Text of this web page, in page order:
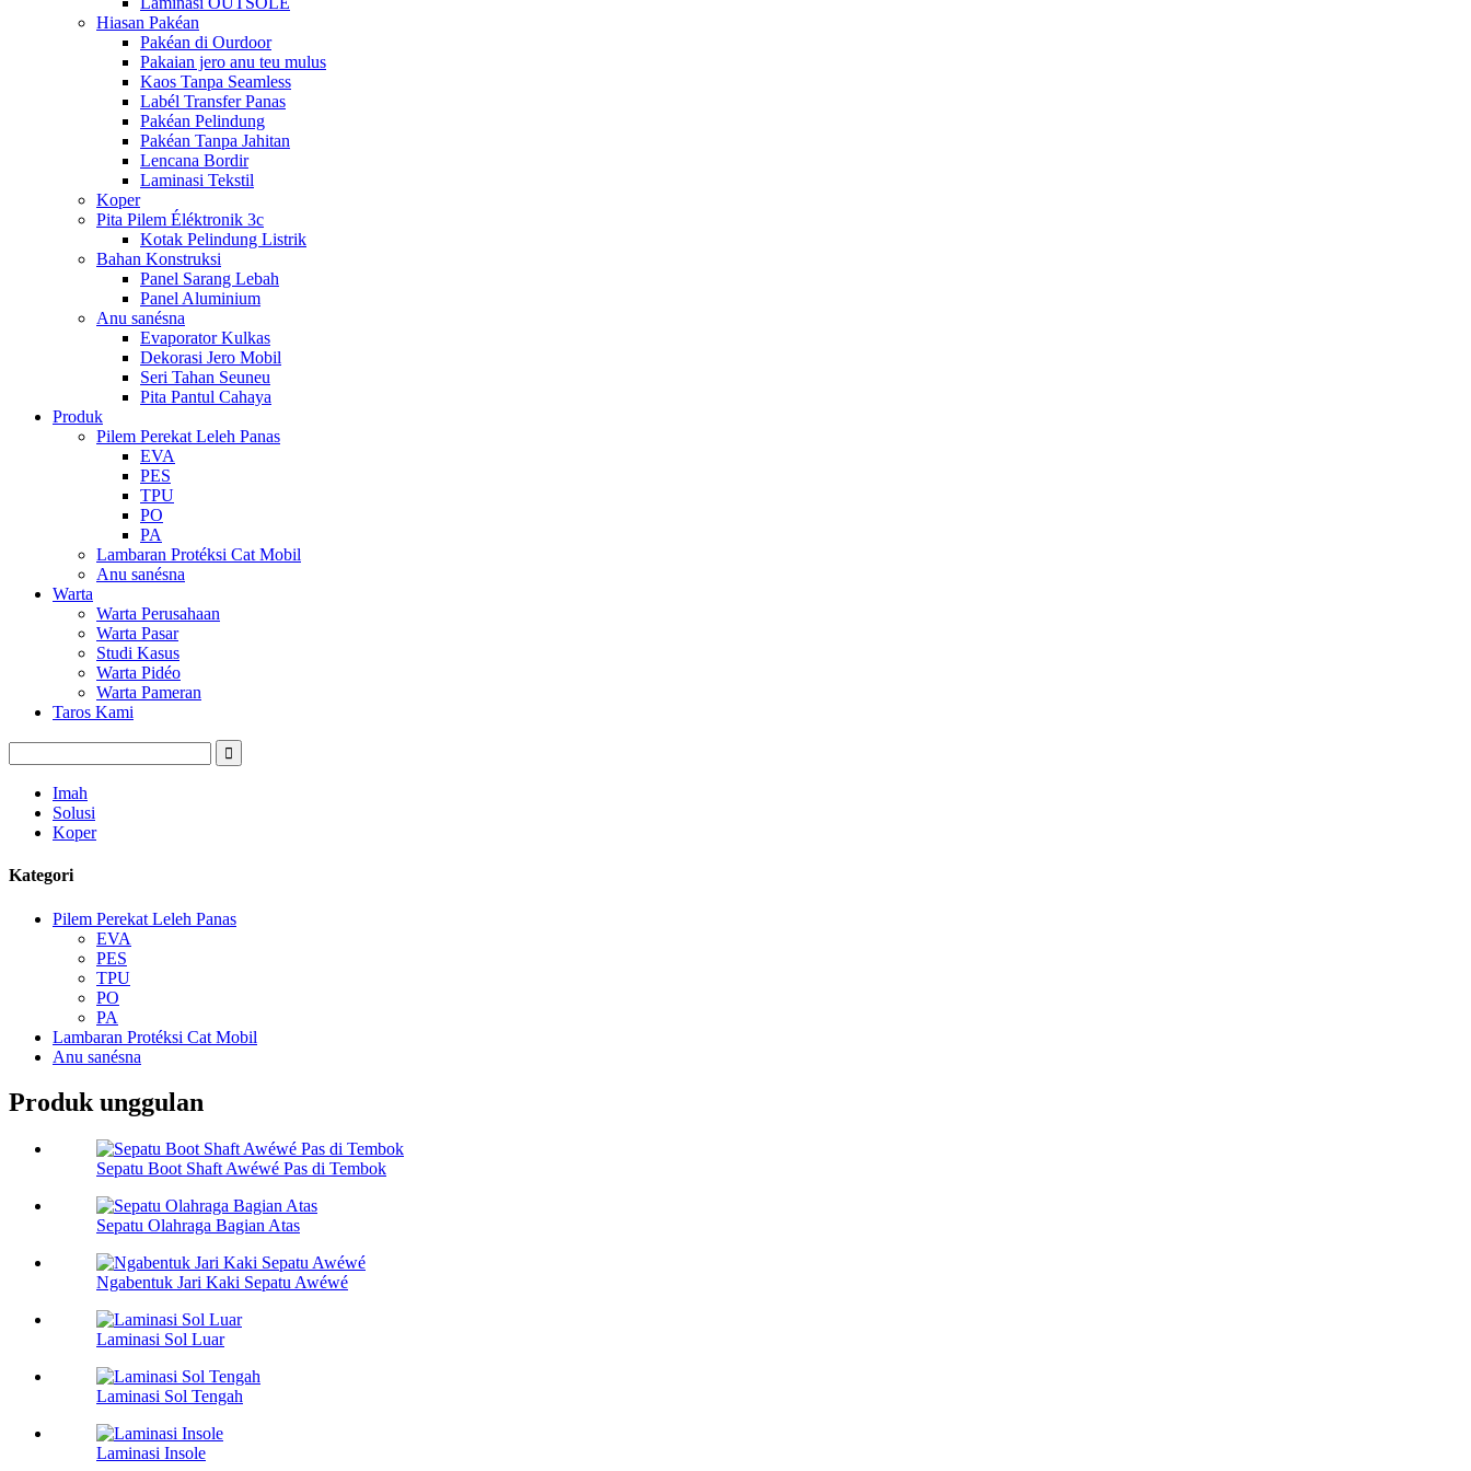
Hiasan Pakéan
Pakéan di Ourdoor
Pakaian jero anu teu mulus
Kaos Tanpa Seamless
Labél Transfer Panas
Pakéan Pelindung
Pakéan Tanpa Jahitan
Lencana Bordir
Laminasi Tekstil
Koper
Pita Pilem Éléktronik 3c
Kotak Pelindung Listrik
Bahan Konstruksi
Panel Sarang Lebah
Panel Aluminium
Anu sanésna
Evaporator Kulkas
Dekorasi Jero Mobil
Seri Tahan Seuneu
Pita Pantul Cahaya
Produk
Pilem Perekat Leleh Panas
EVA
PES
TPU
PO
PA
Lambaran Protéksi Cat Mobil
Anu sanésna
Warta
Warta Perusahaan
Warta Pasar
Studi Kasus
Warta Pidéo
Warta Pameran
Taros Kami
Imah
Solusi
Koper
Kategori
Pilem Perekat Leleh Panas
EVA
PES
TPU
PO
PA
Lambaran Protéksi Cat Mobil
Anu sanésna
Produk unggulan
Sepatu Boot Shaft Awéwé Pas di Tembok
Sepatu Olahraga Bagian Atas
Ngabentuk Jari Kaki Sepatu Awéwé
Laminasi Sol Luar
Laminasi Sol Tengah
Laminasi Insole